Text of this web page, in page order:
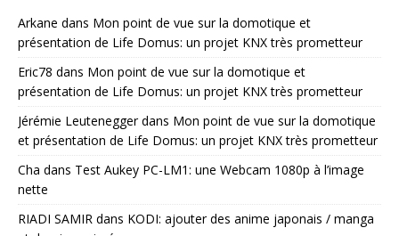
Arkane dans Mon point de vue sur la domotique et
présentation de Life Domus: un projet KNX très prometteur
Eric78 dans Mon point de vue sur la domotique et
présentation de Life Domus: un projet KNX très prometteur
Jérémie Leuteneggerdans Mon point de vue sur la domotique
et présentation de Life Domus: un projet KNX très prometteur
Cha dans Test Aukey PC-LM1: une Webcam 1080p à l’image
nette
RIADI SAMIR dans KODI: ajouter des anime japonais / manga